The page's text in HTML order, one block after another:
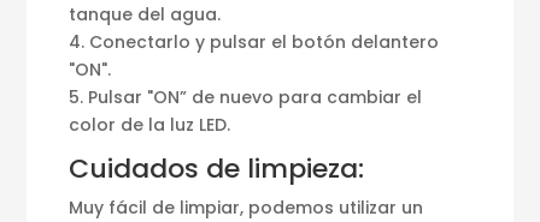
tanque del agua.
4. Conectarlo y pulsar el botón delantero
"ON".
5. Pulsar "ON” de nuevo para cambiar el
color de la luz LED.
Cuidados de limpieza:
Muy fácil de limpiar, podemos utilizar un